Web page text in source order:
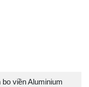
viền Aluminium